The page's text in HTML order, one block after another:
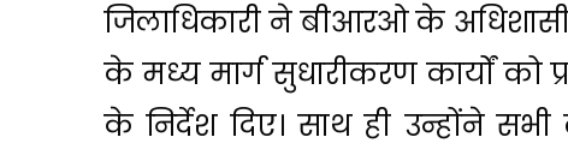
जिलाधिकारी ने बीआरओ के अधिशासी
के मध्य मार्ग सुधारीकरण कार्यों को
के निर्देश दिए। साथ ही उन्होंने